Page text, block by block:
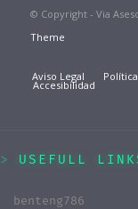
© Copyright - Via
Theme
Aviso Legal
Accesibilidad
USEFULL
benteng786